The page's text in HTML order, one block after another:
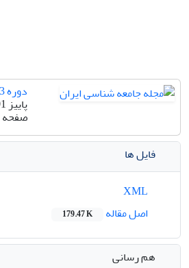
دوره 13، شماره 3
پاییز 1391
صفحه
فایل ها
اصل مقاله
179.47 K
هم رسانی